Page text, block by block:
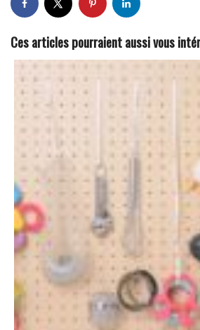
Ces articles pourraient aussi vous